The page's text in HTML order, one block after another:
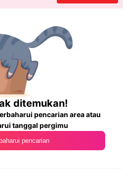
ditemukan!
pencarian area atau
tanggal pergimu
pencarian